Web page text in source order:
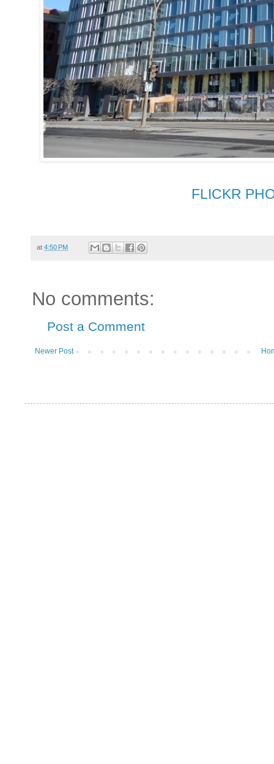
FLICKR
at 4:50 PM
No comments:
Post a Comment
Newer Post